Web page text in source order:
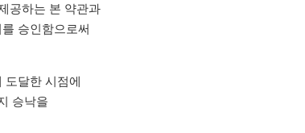
공하는 본 약관과
승인함으로써
달한 시점에
승낙을